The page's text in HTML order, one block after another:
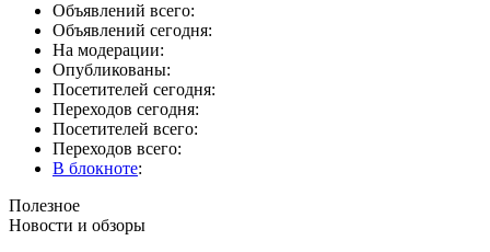
Объявлений всего:
Объявлений сегодня:
На модерации:
Опубликованы:
Посетителей сегодня:
Переходов сегодня:
Посетителей всего:
Переходов всего:
В блокноте:
Полезное
Новости и обзоры